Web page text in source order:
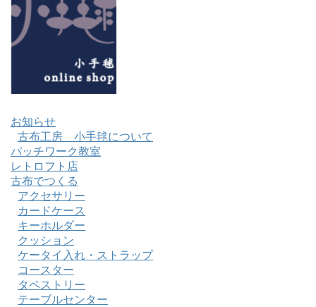
お知らせ
古布工房 小手毬について
パッチワーク教室
レトロフト店
古布でつくる
アクセサリー
カードケース
キーホルダー
クッション
ケータイ入れ・ストラップ
コースター
タペストリー
テーブルセンター